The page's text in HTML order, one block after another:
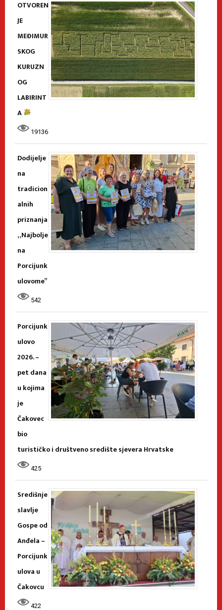
OTVOREN
JE
MEĐIMUR
SKOG
KURUZN
OG
LABIRINT
A
19136
Dodijelje
na
tradicion
alnih
priznanja
„Najbolje
na
Porcijunk
ulovome”
542
Porcijunk
ulovo
2026. –
pet dana
u kojima
je
Čakovec
bio
turističko i društveno središte sjevera Hrvatske
425
Središnje
slavlje
Gospe od
Anđela –
Porcijunk
ulova u
Čakovcu
422